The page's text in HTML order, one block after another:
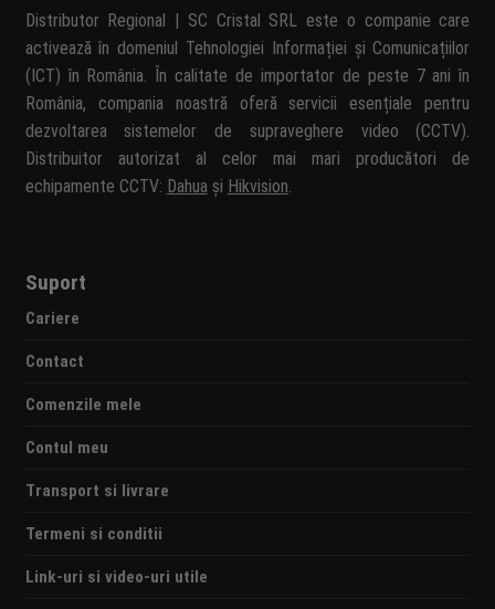
Distributor Regional | SC Cristal SRL este o companie care
activează în domeniul Tehnologiei Informației și Comunicațiilor
(ICT) în România. În calitate de importator de peste 7 ani în
România, compania noastră oferă servicii esențiale pentru
dezvoltarea sistemelor de supraveghere video (CCTV).
Distribuitor autorizat al celor mai mari producători de
echipamente CCTV: Dahua și Hikvision.
Suport
Cariere
Contact
Comenzile mele
Contul meu
Transport si livrare
Termeni si conditii
Link-uri si video-uri utile